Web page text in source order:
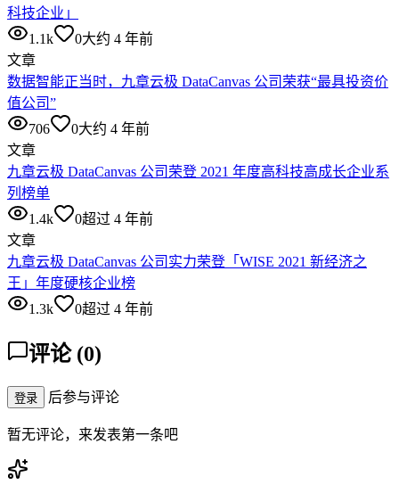
科技企业」
1.1k
0大约 4 年前
文章
数据智能正当时，九章云极 DataCanvas 公司荣获“最具投资价
值公司”
706
0大约 4 年前
文章
九章云极 DataCanvas 公司荣登 2021 年度高科技高成长企业系
列榜单
1.4k
0超过 4 年前
文章
九章云极 DataCanvas 公司实力荣登「WISE 2021 新经济之
王」年度硬核企业榜
1.3k
0超过 4 年前
评论 (0)
登录 后参与评论
暂无评论，来发表第一条吧